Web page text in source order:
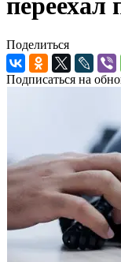
Поделиться
Подписаться на